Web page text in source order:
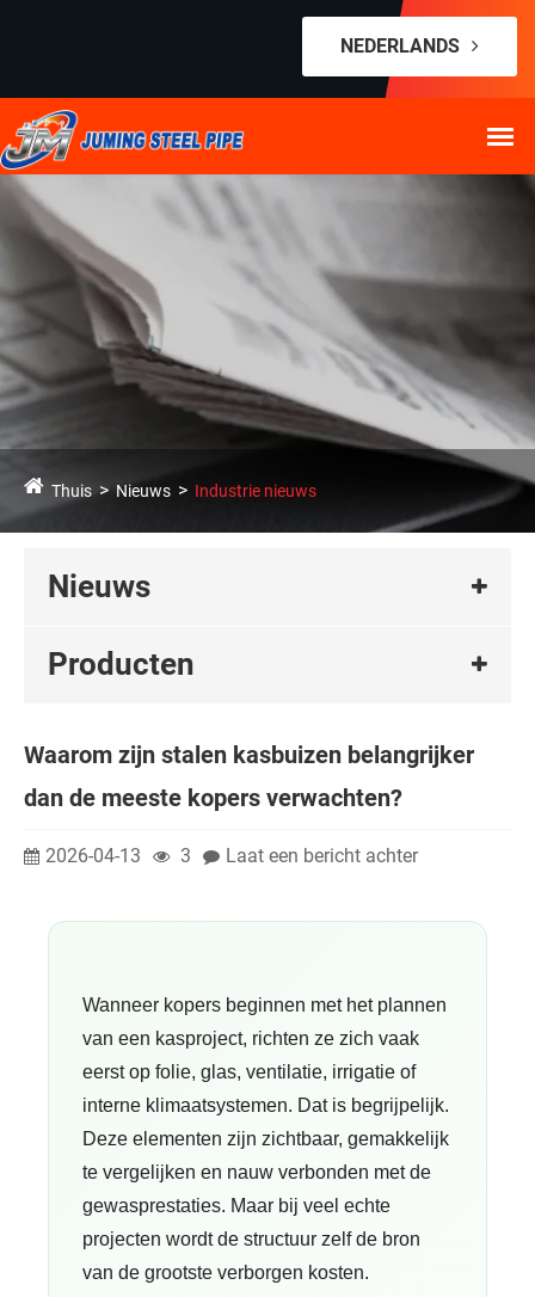
NEDERLANDS
Thuis Nieuws Industrie nieuws
Nieuws
Producten
Waarom zijn stalen kasbuizen belangrijker
dan de meeste kopers verwachten?
2026-04-13 3 Laat een bericht achter
Wanneer kopers beginnen met het plannen
van een kasproject, richten ze zich vaak
eerst op folie, glas, ventilatie, irrigatie of
interne klimaatsystemen. Dat is begrijpelijk.
Deze elementen zijn zichtbaar, gemakkelijk
te vergelijken en nauw verbonden met de
gewasprestaties. Maar bij veel echte
projecten wordt de structuur zelf de bron
van de grootste verborgen kosten.